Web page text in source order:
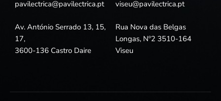
pavilectrica@pavilectrica.pt
Av. António Serrado 13, 15,
17,
3600-136 Castro Daire
viseu@pavilectrica.pt
Rua Nova das Belgas
Longas, Nº2 3510-164
Viseu